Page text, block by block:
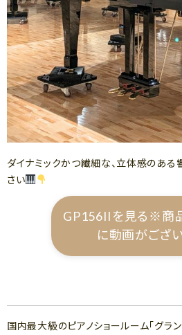
ダイナミックかつ繊細な、立体感のあ
さい
GP156IIを見る※商
に動画がござい
国内最大級のピアノショールーム「グラ